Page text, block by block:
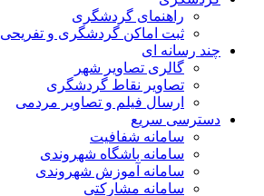
راهنمای گردشگری
ثبت اماکن گردشگری و تفریحی
چند رسانه ای
گالری تصاویر شهر
تصاویر نقاط گردشگری
ارسال فیلم و تصاویر مردمی
دسترسی سریع
سامانه شفافیت
سامانه باشگاه شهروندی
سامانه آموزش شهروندی
سامانه مشارکتی